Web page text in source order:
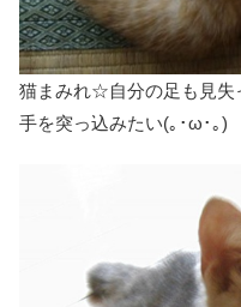
猫まみれ☆自分の足も見
手を突っ込みたい(｡･ω･｡)